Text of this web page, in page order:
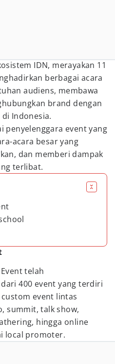
IDN, merayakan 11
berbagai acara
audiens, membawa
brand dengan
Indonesia.
penyelenggara event yang
acara besar yang
dan memberi dampak
terlibat.
telah
400 event yang terdiri
event lintas
summit, talk show,
hingga online
local promoter.